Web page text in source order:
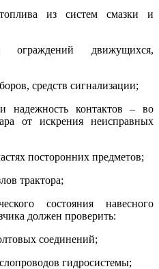
из систем смазки и
движущихся,
средств сигнализации;
надежность контактов – во
от искрения неисправных
посторонних предметов;
трактора;
состояния навесного
должен проверить:
соединений;
гидросистемы;